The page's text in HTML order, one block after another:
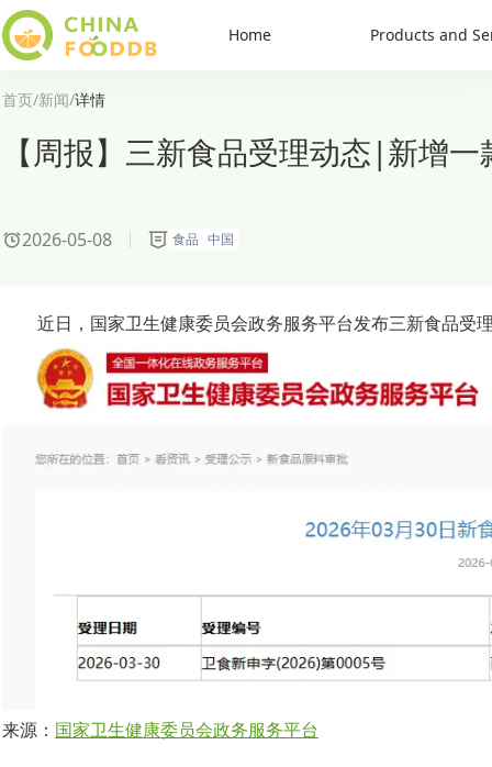
Home Products and
首页/新闻/详情
【周报】三新食品受理动态|新增
2026-05-08 食品 中国
近日，国家卫生健康委员会政务服务平台发布三新食品受
来源： 国家卫生健康委员会政务服务平台